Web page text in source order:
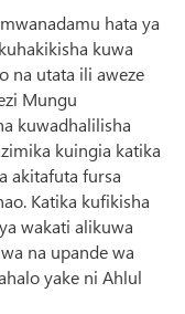
hata ya
kuwa
na utata ili aweze
Mungu
kuwadhalilisha
kuingia katika
akitafuta fursa
Katika kufikisha
wakati alikuwa
na upande wa
yake ni Ahlul